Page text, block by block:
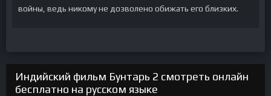
войны, ведь никому не дозволено обижать его близких.
Индийский фильм Бунтарь 2 смотреть онлайн
бесплатно на русском языке